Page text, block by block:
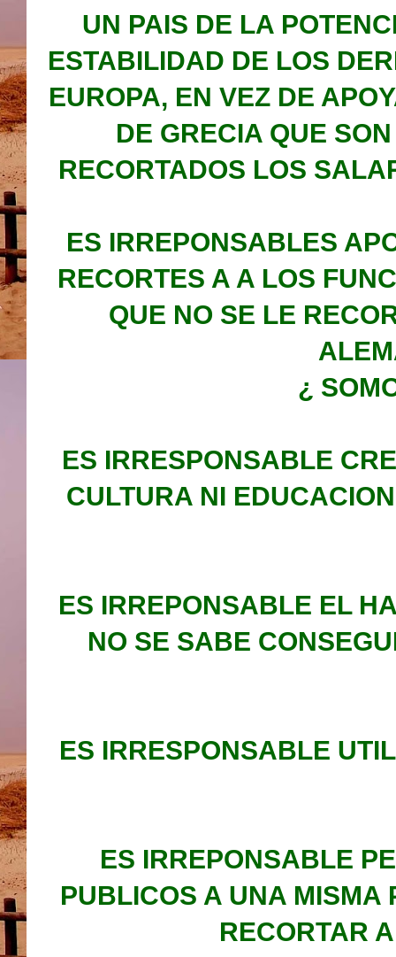
UN PAIS DE LA
ESTABILIDAD DE LOS
EUROPA, EN VEZ DE
DE GRECIA QUE
RECORTADOS LOS
ES IRREPONSABLES
RECORTES A A LOS
QUE NO SE LE
¿
ES IRRESPONSABLE
CULTURA NI
ES IRREPONSABLE EL
NO SE SABE
ES IRRESPONSABLE
ES IRREPONSABLE
PUBLICOS A UNA MISMA
RECORTAR